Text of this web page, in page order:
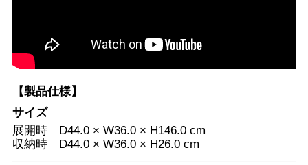
【製品仕様】
サイズ
展開時 D44.0 × W36.0 × H146.0 cm
収納時 D44.0 × W36.0 × H26.0 cm